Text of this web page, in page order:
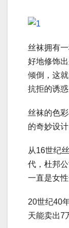
丝袜拥有
好地修饰
倾倒，这
抗拒的诱惑
丝袜的色
的奇妙设计
从16世纪
代，杜邦
一直是女
20世纪40
天能卖出7